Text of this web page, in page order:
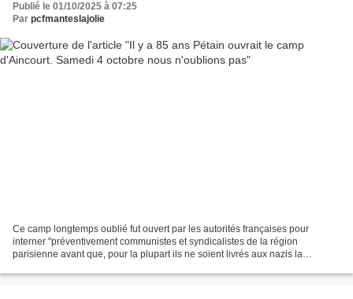
Publié le 01/10/2025 à 07:25
Par pcfmanteslajolie
Ce camp longtemps oublié fut ouvert par les autorités françaises pour
interner "préventivement communistes et syndicalistes de la région
parisienne avant que, pour la plupart ils ne soient livrés aux nazis la